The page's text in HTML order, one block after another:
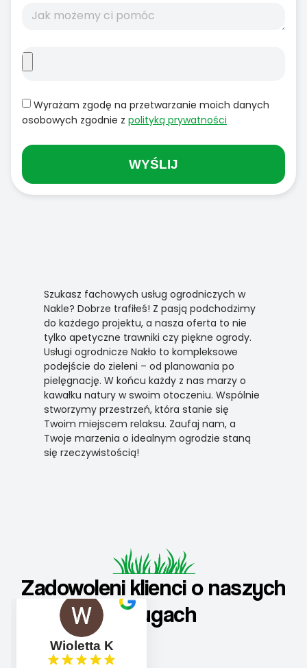
Wyrażam zgodę na przetwarzanie moich danych
osobowych zgodnie z polityką prywatności
WYŚLIJ
Szukasz fachowych usług ogrodniczych w
Nakle? Dobrze trafiłeś! Z pasją podchodzimy
do każdego projektu, a nasza oferta to nie
tylko apetyczne trawniki czy piękne ogrody.
Usługi ogrodnicze Nakło to kompleksowe
podejście do zieleni – od planowania po
pielęgnację. W końcu każdy z nas marzy o
kawałku natury w swoim otoczeniu. Wspólnie
stworzymy przestrzeń, która stanie się
Twoim miejscem relaksu. Zaufaj nam, a
Twoje marzenia o idealnym ogrodzie staną
się rzeczywistością!
Zadowoleni klienci o naszych
usługach
Wioletta K